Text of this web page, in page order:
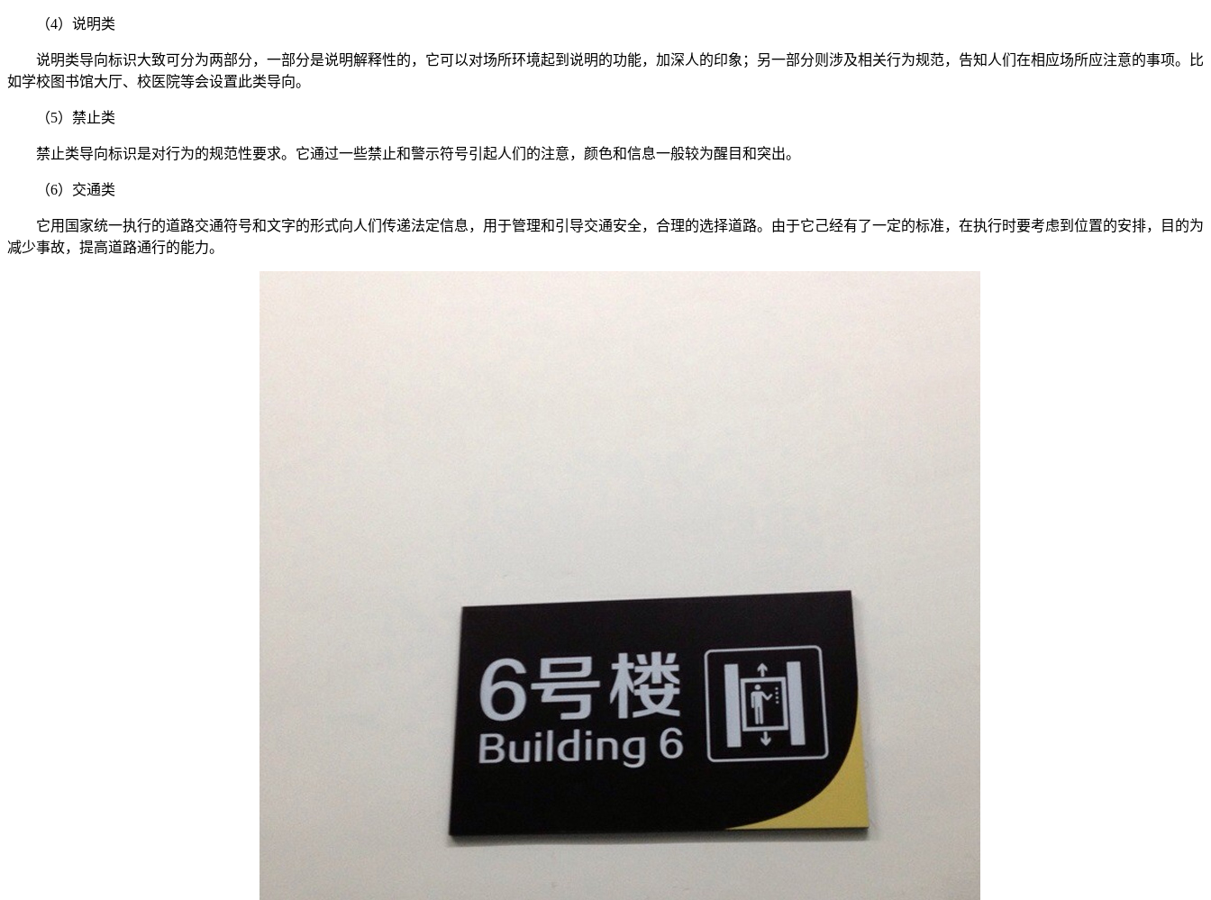
（4）说明类
说明类导向标识大致可分为两部分，一部分是说明解释性的，它可以对场所环境起到说明的功能，加深人的印象；另一部分则涉及相关行为规范，告知人们在相应场所应注意的事项。比
如学校图书馆大厅、校医院等会设置此类导向。
（5）禁止类
禁止类导向标识是对行为的规范性要求。它通过一些禁止和警示符号引起人们的注意，颜色和信息一般较为醒目和突出。
（6）交通类
它用国家统一执行的道路交通符号和文字的形式向人们传递法定信息，用于管理和引导交通安全，合理的选择道路。由于它己经有了一定的标准，在执行时要考虑到位置的安排，目的为
减少事故，提高道路通行的能力。